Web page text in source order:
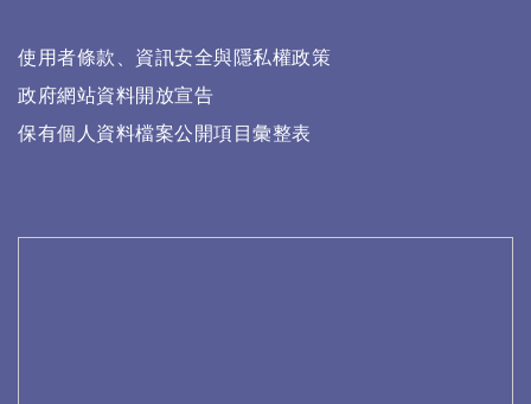
使用者條款、資訊安全與隱私權政策
政府網站資料開放宣告
保有個人資料檔案公開項目彙整表